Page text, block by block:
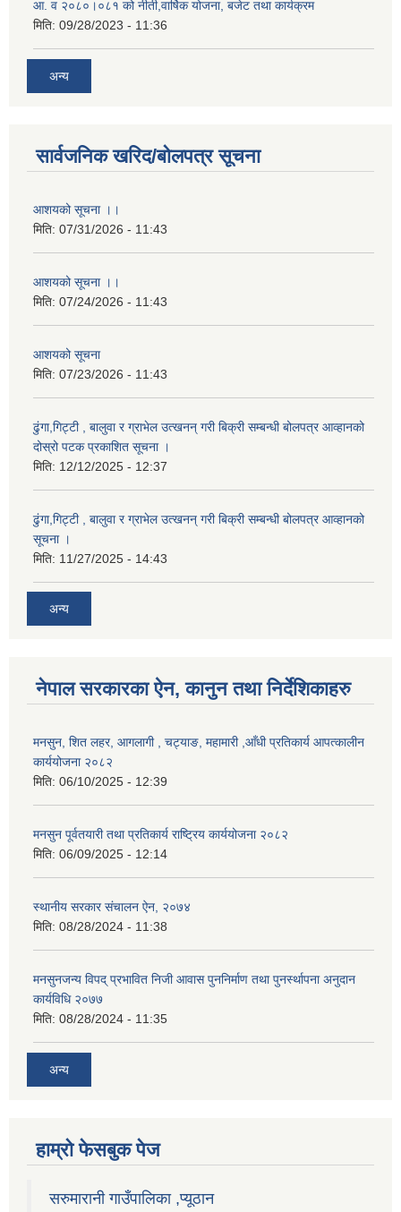
आ. व २०८०।०८१ को नीती,वार्षिक योजना, बजेट तथा कार्यक्रम
मिति: 09/28/2023 - 11:36
अन्य
सार्वजनिक खरिद/बोलपत्र सूचना
आशयको सूचना ।।
मिति: 07/31/2026 - 11:43
आशयको सूचना ।।
मिति: 07/24/2026 - 11:43
आशयको सूचना
मिति: 07/23/2026 - 11:43
ढुंगा,गिट्टी , बालुवा र ग्राभेल उत्खनन् गरी बिक्री सम्बन्धी बोलपत्र आव्हानको
दोस्रो पटक प्रकाशित सूचना ।
मिति: 12/12/2025 - 12:37
ढुंगा,गिट्टी , बालुवा र ग्राभेल उत्खनन् गरी बिक्री सम्बन्धी बोलपत्र आव्हानको
सूचना ।
मिति: 11/27/2025 - 14:43
अन्य
नेपाल सरकारका ऐन, कानुन तथा निर्देशिकाहरु
मनसुन, शित लहर, आगलागी , चट्याङ, महामारी ,आँधी प्रतिकार्य आपत्कालीन
कार्ययोजना २०८२
मिति: 06/10/2025 - 12:39
मनसुन पूर्वतयारी तथा प्रतिकार्य राष्ट्रिय कार्ययोजना २०८२
मिति: 06/09/2025 - 12:14
स्थानीय सरकार संचालन ऐन, २०७४
मिति: 08/28/2024 - 11:38
मनसुनजन्य विपद् प्रभावित निजी आवास पुननिर्माण तथा पुनर्स्थापना अनुदान
कार्यविधि २०७७
मिति: 08/28/2024 - 11:35
अन्य
हाम्राे फेसबुक पेज
सरुमारानी गाउँपालिका ,प्यूठान